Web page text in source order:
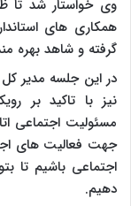
وی خواستار شد تا
همکاری های
گرفته و شاهد بهره
در این جلسه مدیر
نیز با تاکید بر
مسئولیت اجتماعی
جهت فعالیت های
اجتماعی باشیم تا
دهیم.